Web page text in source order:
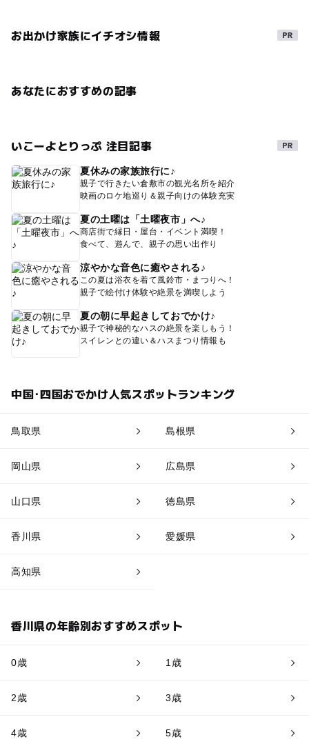
お出かけ家族にイチオシ情報
あなたにおすすめの記事
いこーよとりっぷ 注目記事
夏休みの家族旅行に♪
親子で行きたい倉敷市の観光名所を紹介
映画のロケ地巡り＆親子向けの体験充実
夏の土曜は「土曜夜市」へ♪
商店街で縁日・屋台・イベント満喫！
食べて、遊んで、親子の思い出作り
涼やかな音色に癒やされる♪
この夏は浴衣を着て風鈴市・まつりへ！
親子で絵付け体験や絶景を満喫しよう
夏の朝に早起きしておでかけ♪
親子で神秘的なハスの絶景を楽しもう！
スイレンとの違い＆ハスまつり情報も
中国･四国おでかけ人気スポットランキング
鳥取県 島根県
岡山県 広島県
山口県 徳島県
香川県 愛媛県
高知県
香川県の年齢別おすすめスポット
0歳 1歳
2歳 3歳
4歳 5歳